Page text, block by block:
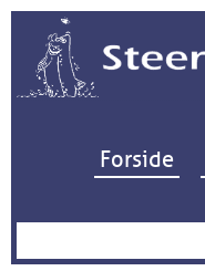
Forside
Søg